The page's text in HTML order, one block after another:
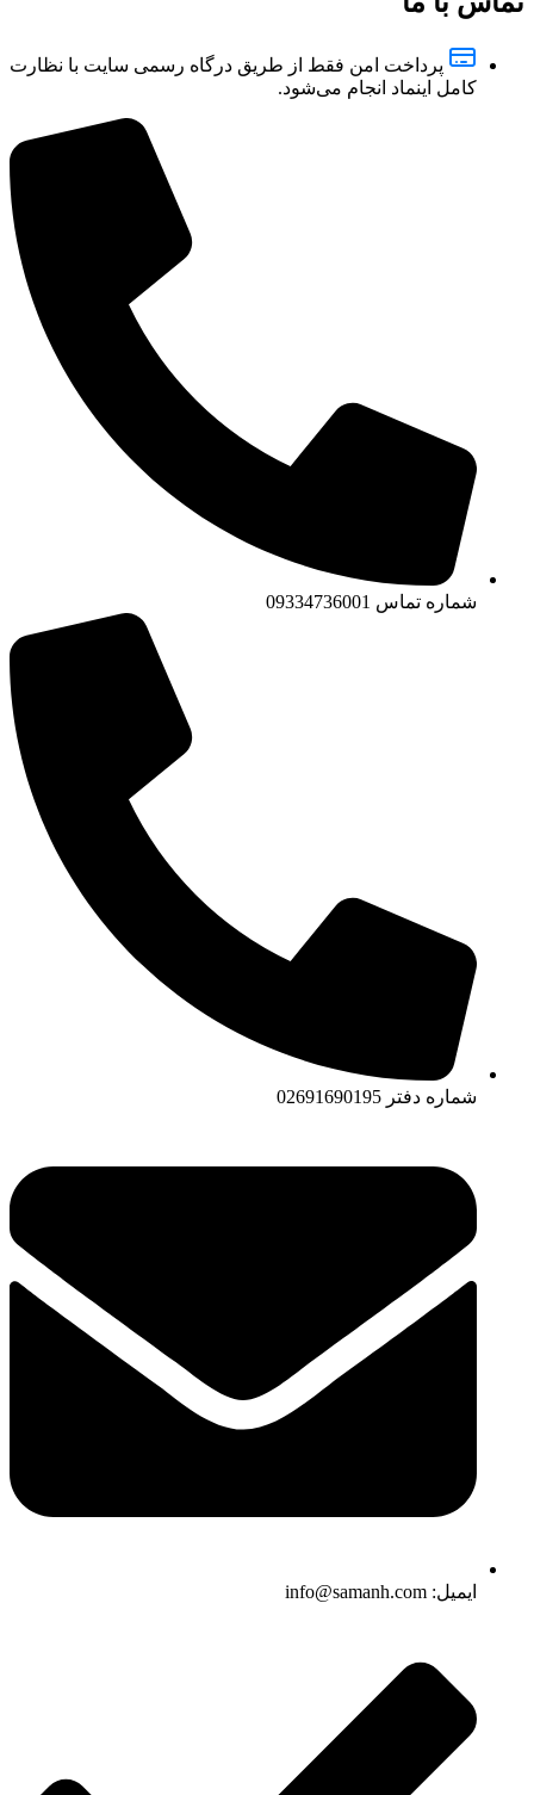
پرداخت امن فقط از طریق درگاه رسمی سایت با نظارت
کامل اینماد انجام می‌شود.
شماره تماس 09334736001
شماره دفتر 02691690195
ایمیل: info@samanh.com